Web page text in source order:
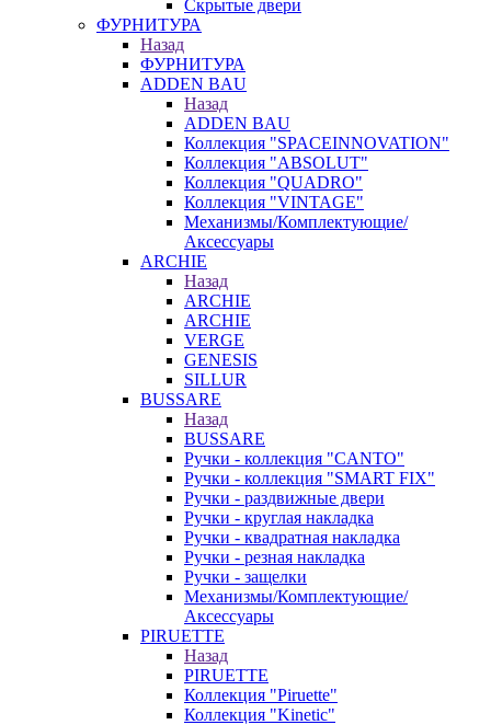
Скрытые двери
ФУРНИТУРА
Назад
ФУРНИТУРА
ADDEN BAU
Назад
ADDEN BAU
Коллекция "SPACEINNOVATION"
Коллекция "ABSOLUT"
Коллекция "QUADRO"
Коллекция "VINTAGE"
Механизмы/Комплектующие/
Аксессуары
ARCHIE
Назад
ARCHIE
ARCHIE
VERGE
GENESIS
SILLUR
BUSSARE
Назад
BUSSARE
Ручки - коллекция "CANTO"
Ручки - коллекция "SMART FIX"
Ручки - раздвижные двери
Ручки - круглая накладка
Ручки - квадратная накладка
Ручки - резная накладка
Ручки - защелки
Механизмы/Комплектующие/
Аксессуары
PIRUETTE
Назад
PIRUETTE
Коллекция "Piruette"
Коллекция "Kinetic"